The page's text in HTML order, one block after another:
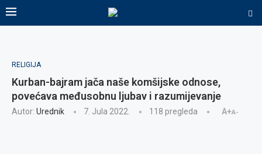
RELIGIJA
Kurban-bajram jača naše komšijske odnose,
povećava međusobnu ljubav i razumijevanje
Autor: Urednik 7. Jula 2022. 118 pregleda A+A-